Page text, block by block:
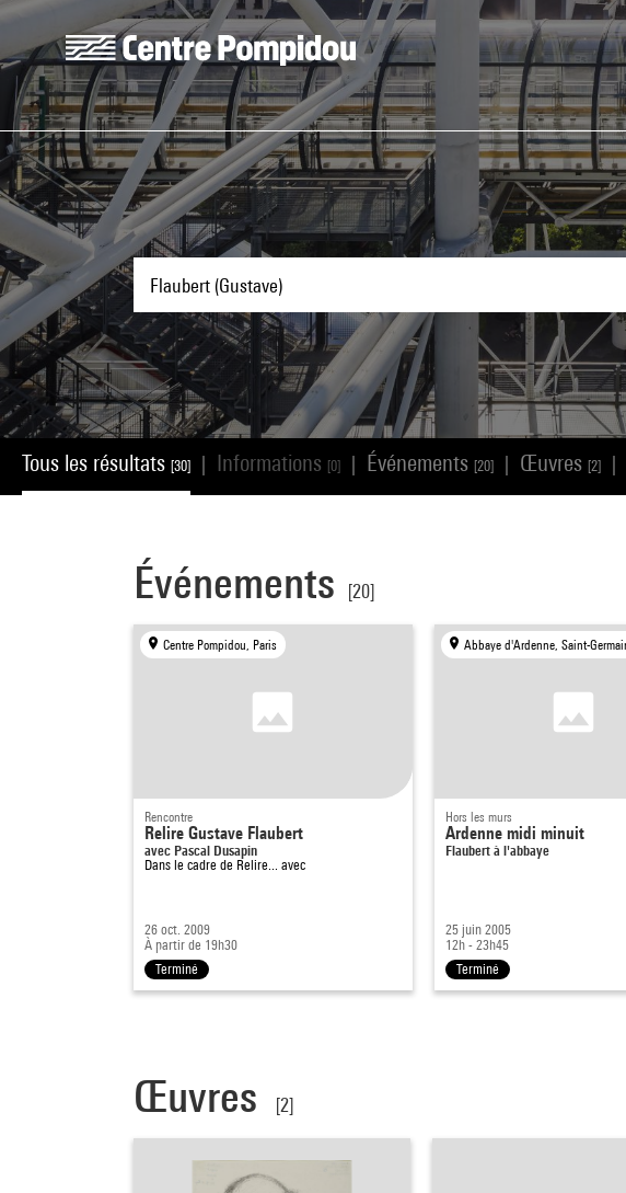
Aller au contenu principal
Centre Pompidou
Tous les résultats [30] Informations [0] Événements [20] Œuvres [2]
Événements [20]
Centre Pompidou, Paris
Rencontre
Relire Gustave Flaubert
avec Pascal Dusapin
Dans le cadre de Relire... avec
26 oct. 2009
À partir de 19h30
Terminé
Hors les murs
Ardenne midi minuit
Flaubert à l'abbaye
25 juin 2005
12h - 23h45
Terminé
Œuvres [2]